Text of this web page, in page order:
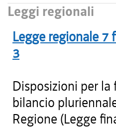
Leggi regionali
Legge regionale 7
3
Disposizioni per la
bilancio
Regione (Legge